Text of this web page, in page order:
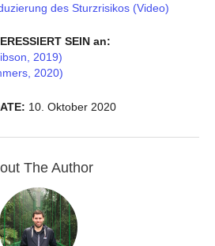
des Sturzrisikos (Video)
SEIN an:
2019)
2020)
10. Oktober 2020
The Author